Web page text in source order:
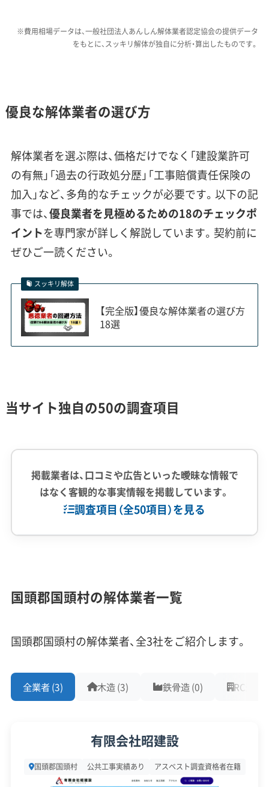
件費や燃料費の増加、そして安全確保のための
交通誘導員の配置が必須になることから、工事
運営者 稲垣
意したいのが、古い石積みの擁壁で
す。私がこれまでに見てきたトラブ
ルでも、擁壁の安全確認を怠ったた
めに工事が中断したり、追加費用が
発生したりするケースがありまし
た。見積もりの段階で、こうした周
説明してくれる業者を選ぶことが、
失敗しないための重要なポイント
です。
国頭村での解体工事は、世界自然遺産の価値を
守るため、「国頭村景観計画」と「自然公園法」と
いう二重の規制を守ることが絶対条件です。
村の全域が「国頭村景観計画」の対象です。解体後に
基準が定められています。この基準を満たさない設
に含まれています。そのため、土地の形を変えるよ
うな工事には環境大臣などの許可が必要で、申請か
期には、作業時間を短くしたり、防音対策を強化し
※費用相場データは、一般社団法人あんしん解体業者認定協会の提供データ
をもとに、スッキリ解体が独自に分析・算出したものです。
優良な解体業者の選び方
解体業者を選ぶ際は、価格だけでなく「建設業許可
の有無」「過去の行政処分歴」「工事賠償責任保険の
加入」など、多角的なチェックが必要です。以下の記
事では、優良業者を見極めるための18のチェックポ
イントを専門家が詳しく解説しています。契約前に
ぜひご一読ください。
スッキリ解体
【完全版】優良な解体業者の選び方
18選
当サイト独自の50の調査項目
掲載業者は、口コミや広告といった曖昧な情報で
はなく客観的な事実情報を掲載しています。
調査項目（全50項目）を見る
従業員30人以上
中間処理場保有
公共工事の経験
アスベストレベル1,2除去 ブロック塀
土木工事
保有資格(9)
国頭郡国頭村の解体業者一覧
国頭郡国頭村の解体業者、全3社をご紹介します。
全業者 (3) 木造 (3) 鉄骨造 (0) RC造 (0)
有限会社昭建設
国頭郡国頭村 公共工事実績あり アスベスト調査資格者在籍